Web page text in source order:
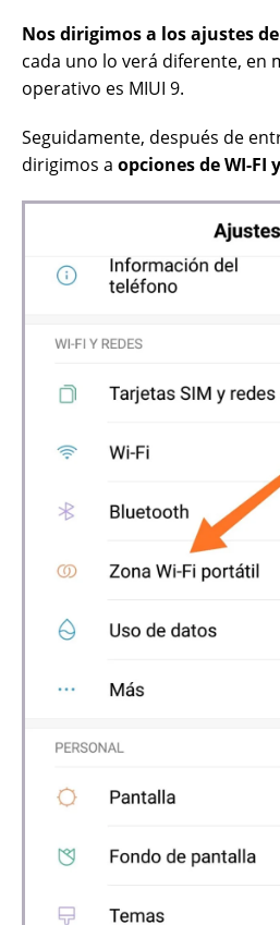
Nos dirigimos a los ajustes
cada uno lo verá diferente, en
operativo es MIUI 9.
Seguidamente, después de
dirigimos a opciones de WI-FI